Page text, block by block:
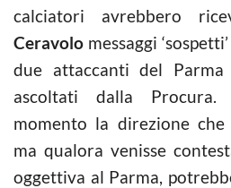
calciatori avrebbero
Ceravolo messaggi
due attaccanti del
ascoltati dalla
momento la direzione che
ma qualora venisse
oggettiva al Parma,